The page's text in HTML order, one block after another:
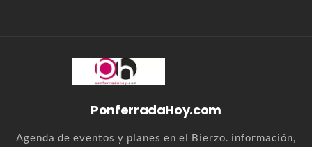
PonferradaHoy.com
Agenda de eventos y planes en el Bierzo. información,